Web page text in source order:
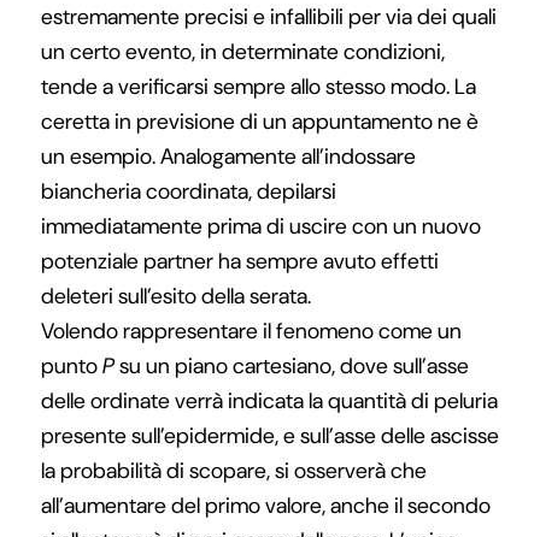
estremamente precisi e infallibili per via dei quali
un certo evento, in determinate condizioni,
tende a verificarsi sempre allo stesso modo. La
ceretta in previsione di un appuntamento ne è
un esempio. Analogamente all’indossare
biancheria coordinata, depilarsi
immediatamente prima di uscire con un nuovo
potenziale partner ha sempre avuto effetti
deleteri sull’esito della serata.
Volendo rappresentare il fenomeno come un
puntoPsu un piano cartesiano, dove sull’asse
delle ordinate verrà indicata la quantità di peluria
presente sull’epidermide, e sull’asse delle ascisse
la probabilità di scopare, si osserverà che
all’aumentare del primo valore, anche il secondo